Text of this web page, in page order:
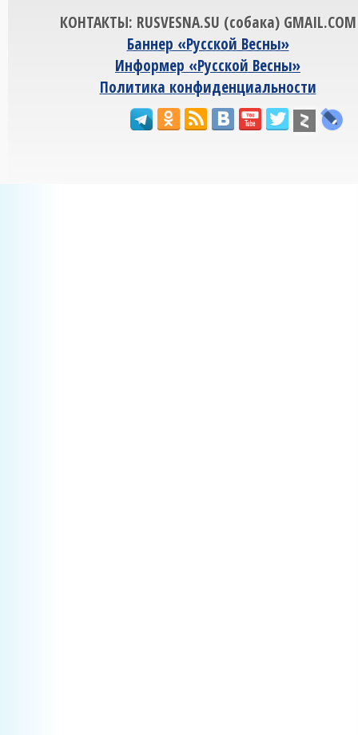
КОНТАКТЫ: RUSVESNA.SU (собака) GMAIL.COM
Баннер «Русской Весны»
Информер «Русской Весны»
Политика конфиденциальности